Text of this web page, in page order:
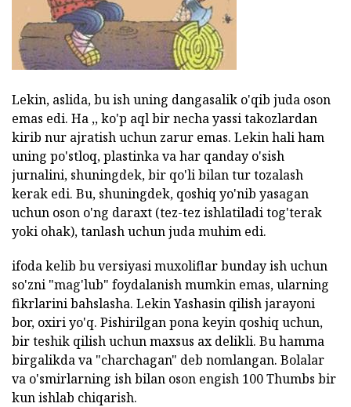
Lekin, aslida, bu ish uning dangasalik o'qib juda oson
emas edi. Ha ,, ko'p aql bir necha yassi takozlardan
kirib nur ajratish uchun zarur emas. Lekin hali ham
uning po'stloq, plastinka va har qanday o'sish
jurnalini, shuningdek, bir qo'li bilan tur tozalash
kerak edi. Bu, shuningdek, qoshiq yo'nib yasagan
uchun oson o'ng daraxt (tez-tez ishlatiladi tog'terak
yoki ohak), tanlash uchun juda muhim edi.
ifoda kelib bu versiyasi muxoliflar bunday ish uchun
so'zni "mag'lub" foydalanish mumkin emas, ularning
fikrlarini bahslasha. Lekin Yashasin qilish jarayoni
bor, oxiri yo'q. Pishirilgan pona keyin qoshiq uchun,
bir teshik qilish uchun maxsus ax delikli. Bu hamma
birgalikda va "charchagan" deb nomlangan. Bolalar
va o'smirlarning ish bilan oson engish 100 Thumbs bir
kun ishlab chiqarish.